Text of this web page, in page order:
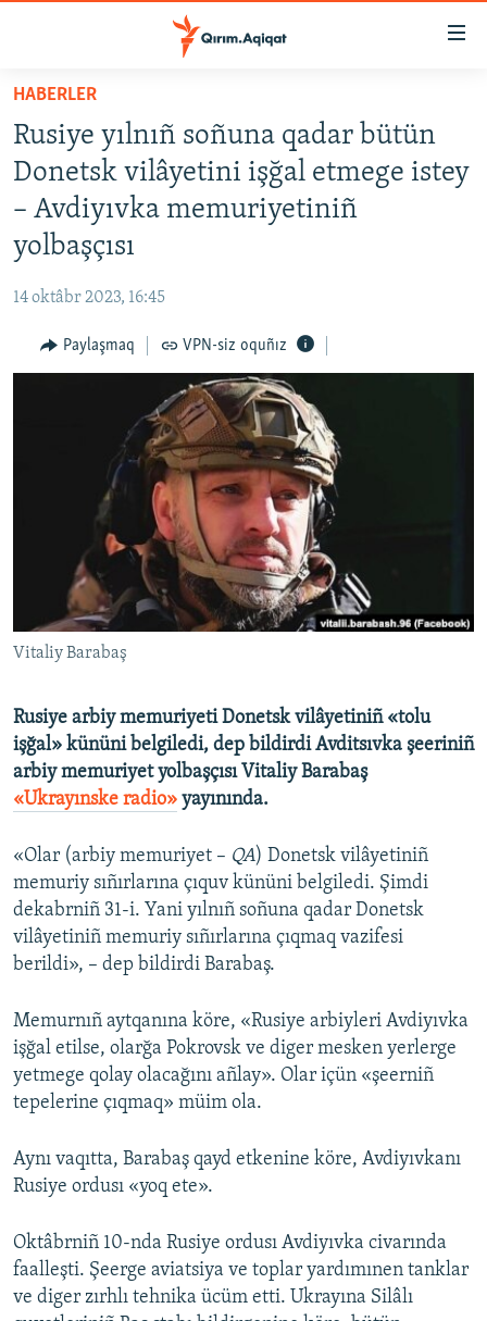
Esas
qaytmaq
Baş
navigatsiyağa
qaytmaq
Qıdıruvğa
SİYASET
İQTİSADİYAT
CEMİYET
İNSAN AQLARI
VİDEO
Українською
QOŞULIÑIZ!
RFE/RS bütün saytları
HABERLER
Rusiye yılnıñ soñuna qadar bütün
Donetsk vilâyetini işğal etmege istey
– Avdiyıvka memuriyetiniñ
yolbaşçısı
14 oktâbr 2023, 16:45
Paylaşmaq VPN-siz oquñız
Vitaliy Barabaş
Rusiye arbiy memuriyeti Donetsk vilâyetiniñ «tolu
işğal» kününi belgiledi, dep bildirdi Avditsıvka şeeriniñ
arbiy memuriyet yolbaşçısı Vitaliy Barabaş
«Ukrayınske radio» yayınında.
«Olar (arbiy memuriyet – QA) Donetsk vilâyetiniñ
memuriy sıñırlarına çıquv kününi belgiledi. Şimdi
dekabrniñ 31-i. Yani yılnıñ soñuna qadar Donetsk
vilâyetiniñ memuriy sıñırlarına çıqmaq vazifesi
berildi», – dep bildirdi Barabaş.
Memurnıñ aytqanına köre, «Rusiye arbiyleri Avdiyıvka
işğal etilse, olarğa Pokrovsk ve diger mesken yerlerge
yetmege qolay olacağını añlay». Olar içün «şeerniñ
tepelerine çıqmaq» müim ola.
Aynı vaqıtta, Barabaş qayd etkenine köre, Avdiyıvkanı
Rusiye ordusı «yoq ete».
Oktâbrniñ 10-nda Rusiye ordusı Avdiyıvka civarında
faalleşti. Şeerge aviatsiya ve toplar yardımınen tanklar
ve diger zırhlı tehnika ücüm etti. Ukrayına Silâlı